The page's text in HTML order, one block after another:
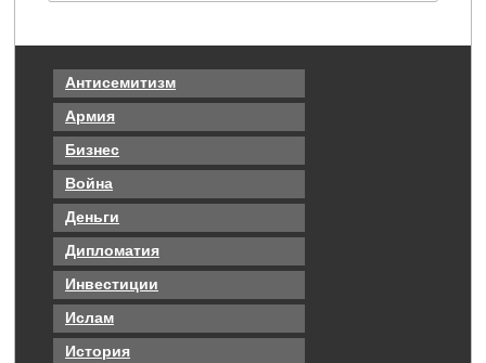
Антисемитизм
Армия
Бизнес
Война
Деньги
Дипломатия
Инвестиции
Ислам
История